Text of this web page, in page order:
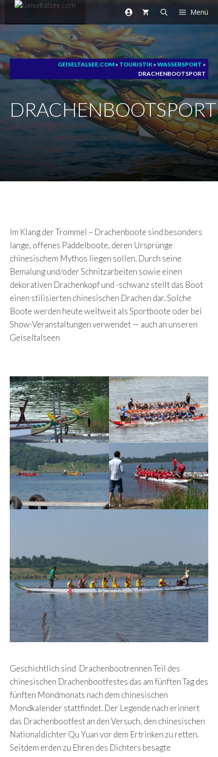
Zum
Menü
GEISELTALSEE.COM» TOURISTIK» WASSERSPORT »
DRACHENBOOTSPORT
DRACHENBOOTSPORT
Im Klang der Trommel – Drachenboote sind besonders
lange, offenes Paddelboote, deren Ursprünge
chinesischem Mythos liegen sollen. Durch seine
Bemalung und/oder Schnitzarbeiten sowie einen
dekorativen Drachenkopf und -schwanz stellt das Boot
einen stilisierten chinesischen Drachen dar. Solche
Boote werden heute weltweit als Sportboote oder bei
Show-Veranstaltungen verwendet — auch an unseren
Geiseltalseen
Geschichtlich sind Drachenbootrennen Teil des
chinesischen Drachenbootfestes das am fünften Tag des
fünften Mondmonats nach dem chinesischen
Mondkalender stattfindet. Der Legende nach erinnert
das Drachenbootfest an den Versuch, den chinesischen
Nationaldichter Qu Yuan vor dem Ertrinken zu retten.
Seitdem erden zu Ehren des Dichters besagte